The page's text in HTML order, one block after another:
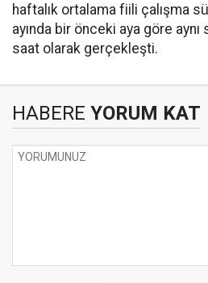
haftalık ortalama fiili çalışma
ayında bir önceki aya göre
saat olarak gerçekleşti.
HABERE YORUM KAT